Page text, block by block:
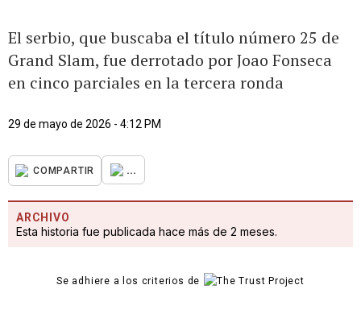
El serbio, que buscaba el título número 25 de
Grand Slam, fue derrotado por Joao Fonseca
en cinco parciales en la tercera ronda
29 de mayo de 2026 - 4:12 PM
COMPARTIR ...
ARCHIVO
Esta historia fue publicada hace más de 2 meses.
Se adhiere a los criterios de